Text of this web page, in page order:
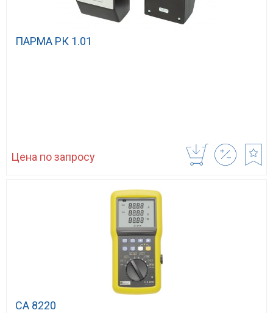
ПАРМА РК 1.01
Цена по запросу
CA 8220